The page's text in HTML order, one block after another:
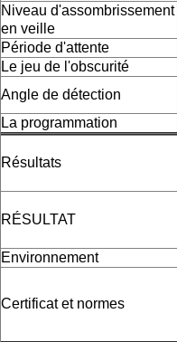
Niveau d'assombrissement
en veille
Période d'attente
Le jeu de l'obscurité
Angle de détection
La programmation
Résultats
RÉSULTAT
Environnement
Certificat et normes